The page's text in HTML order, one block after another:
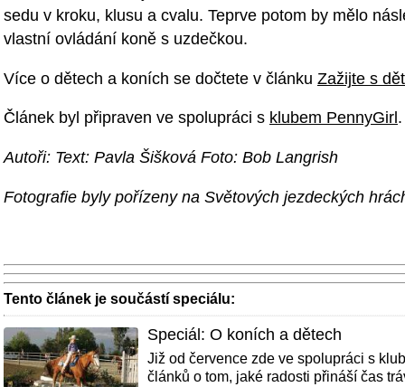
sedu v kroku, klusu a cvalu. Teprve potom by mělo
vlastní ovládání koně s uzdečkou.
Více o dětech a koních se dočtete v článku Zažijte s
Článek byl připraven ve spolupráci s klubem PennyGirl .
Autoři: Text: Pavla Šišková Foto: Bob Langrish
Fotografie byly pořízeny na Světových jezdeckých
Tento článek je součástí speciálu:
Speciál: O koních a dětech
Již od července zde ve spolupráci s
článků o tom, jaké radosti přináší čas